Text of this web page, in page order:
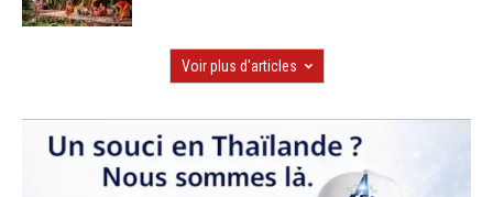
Voir plus d'articles